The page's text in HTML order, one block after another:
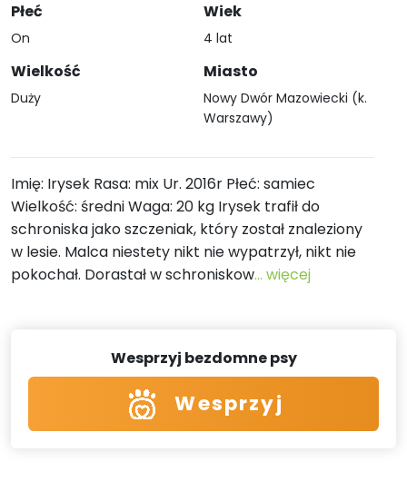
Płeć
On
Wielkość
Duży
Wiek
4 lat
Miasto
Nowy Dwór Mazowiecki (k.
Warszawy)
Imię: Irysek Rasa: mix Ur. 2016r Płeć: samiec
Wielkość: średni Waga: 20 kg Irysek trafił do
schroniska jako szczeniak, który został znaleziony
w lesie. Malca niestety nikt nie wypatrzył, nikt nie
pokochał. Dorastał w schroniskow... więcej
Wesprzyj bezdomne psy
Wesprzyj